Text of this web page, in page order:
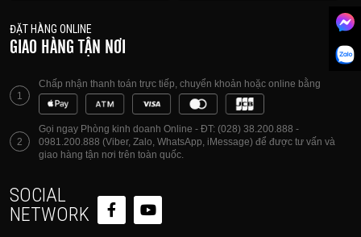
ĐẶT HÀNG ONLINE
GIAO HÀNG TẬN NƠI
1
Chấp nhận thanh toán trực tiếp, chuyển khoản hoặc online bằng
2
Gọi ngay Phòng kinh doanh Online - ĐT: (028) 38.200.888 -
0981.200.888 (Viber, Zalo, WhatsApp, iMessage) để được tư vấn và
giao hàng tận nơi trên toàn quốc.
SOCIAL
NETWORK